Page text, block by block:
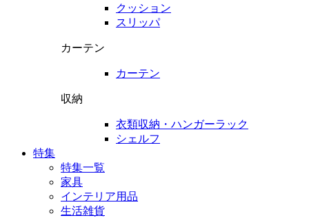
クッション
スリッパ
カーテン
カーテン
収納
衣類収納・ハンガーラック
シェルフ
特集
特集一覧
家具
インテリア用品
生活雑貨